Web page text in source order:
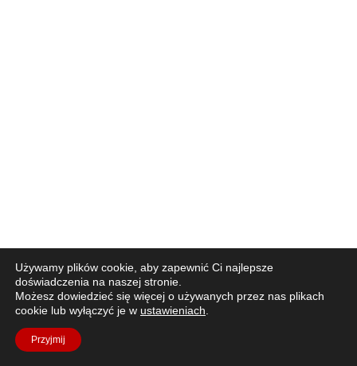
Używamy plików cookie, aby zapewnić Ci najlepsze
doświadczenia na naszej stronie.
Możesz dowiedzieć się więcej o używanych przez nas plikach
cookie lub wyłączyć je w ustawieniach
Przyjmij